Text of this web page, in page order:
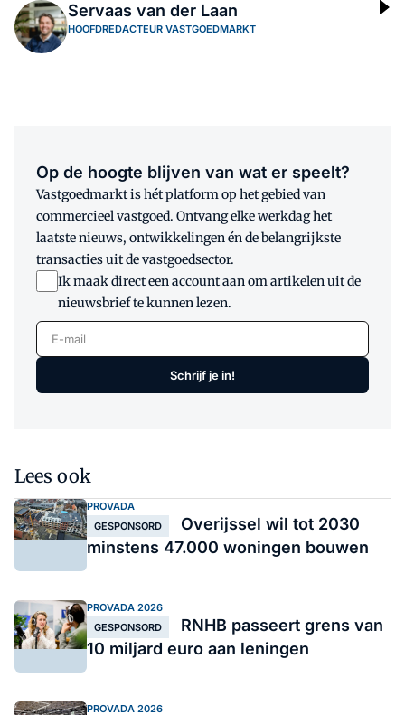
Servaas van der Laan
HOOFDREDACTEUR VASTGOEDMARKT
Op de hoogte blijven van wat er speelt?
Vastgoedmarkt is hét platform op het gebied van
commercieel vastgoed. Ontvang elke werkdag het
laatste nieuws, ontwikkelingen én de belangrijkste
transacties uit de vastgoedsector.
Ik maak direct een account aan om artikelen uit de
nieuwsbrief te kunnen lezen.
E-mail
Schrijf je in!
Lees ook
PROVADA
GESPONSORD
Overijssel wil tot 2030
minstens 47.000 woningen bouwen
PROVADA 2026
GESPONSORD
RNHB passeert grens van
10 miljard euro aan leningen
PROVADA 2026